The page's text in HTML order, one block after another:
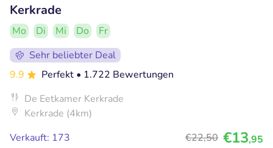
Kerkrade
Mo Di Mi Do
Fr
Sehr beliebter Deal
9.9
Perfekt • 1.722 Bewertungen
De Eetkamer Kerkrade
Kerkrade (4km)
Verkauft: 173
€22,50 €13,95